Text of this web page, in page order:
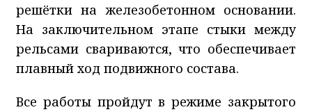
решётки на железобетонном основании.
На заключительном этапе стыки между
рельсами свариваются, что обеспечивает
плавный ход подвижного состава.
Все работы пройдут в режиме закрытого